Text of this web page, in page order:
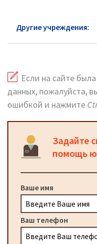
Другие учреждения:
Если на сайте
данных, пожалуйста,
ошибкой и нажмите
Задайте
помощь
Ваше имя
Ваш телефон